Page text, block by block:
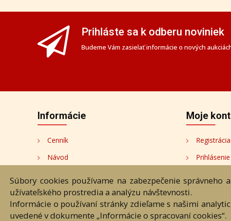
Prihláste sa k odberu noviniek
Budeme Vám zasielať informácie o nových
Informácie
Cenník
Návod
Cookies
Nastavenia cookies
Moje
Registrácia
Prihlásenie
Súbory cookies používame na zabezpečenie
užívateľského prostredia a analýzu návštevnosti.
Informácie o používaní stránky zdieľame s našimi
uvedené v dokumente „Informácie o spracovaní cookies“.